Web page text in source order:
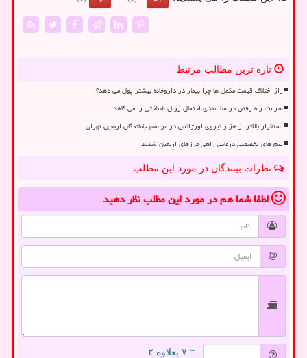
تازه ترین مطالب مرتبط
راز اختلاف قیمت مکمل ها چرا بیمار در داروخانه بیشتر پول می دهد؟
سرعت راه رفتن در سالمندی احتمال زوال شناختی را می کاهد
استقرار بالاتر از هزار نیروی اورژانس در مراسم جاماندگان اربعین تهران
تیم های تخصصی درمانی راهی مرزهای اربعین شدند
نظرات بینندگان در مورد این مطلب
لطفا شما همدر مورد این مطلبنظر دهید
= ۷ بعلاوه ۲